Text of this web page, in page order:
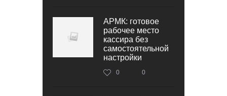
АРМК: готовое
рабочее место
кассира без
самостоятельной
настройки
0 0